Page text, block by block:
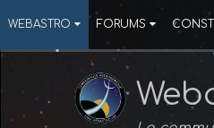
WEBASTRO FORUMS